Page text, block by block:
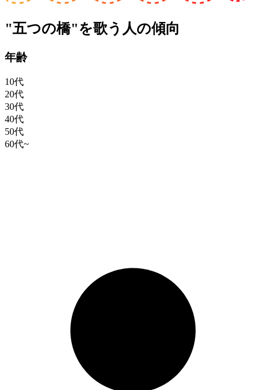
"五つの橋"を歌う人の傾向
年齢
10代
20代
30代
40代
50代
60代~